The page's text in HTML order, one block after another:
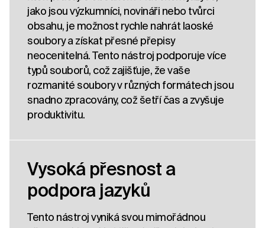
jako jsou výzkumníci, novináři nebo tvůrci
obsahu, je možnost rychle nahrát laoské
soubory a získat přesné přepisy
neocenitelná. Tento nástroj podporuje více
typů souborů, což zajišťuje, že vaše
rozmanité soubory v různých formátech jsou
snadno zpracovány, což šetří čas a zvyšuje
produktivitu.
Vysoká přesnost a
podpora jazyků
Tento nástroj vyniká svou mimořádnou